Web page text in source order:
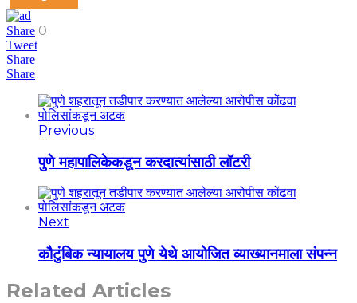
Share 0
Tweet
Share
Share
Previous
पुणे महापालिकेकडून करदात्यांसाठी लॉटरी
Next
कौटुंबिक न्यायालय पुणे येथे आयोजित व्याख्यानमाला संपन्न
Related Articles